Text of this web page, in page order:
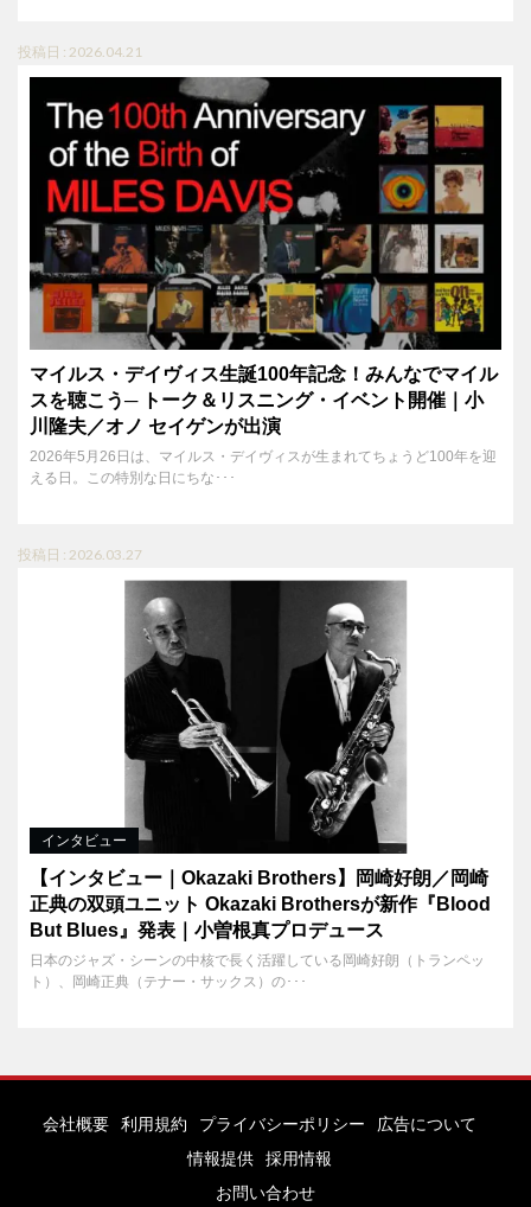
投稿日 : 2026.04.21
マイルス・デイヴィス生誕100年記念！みんなでマイル
スを聴こう─ トーク＆リスニング・イベント開催｜小
川隆夫／オノ セイゲンが出演
2026年5月26日は、マイルス・デイヴィスが生まれてちょうど100年を迎
える日。この特別な日にちな･･･
投稿日 : 2026.03.27
インタビュー
【インタビュー｜Okazaki Brothers】岡崎好朗／岡崎
正典の双頭ユニット Okazaki Brothersが新作『Blood
But Blues』発表｜小曽根真プロデュース
日本のジャズ・シーンの中核で長く活躍している岡崎好朗（トランペッ
ト）、岡崎正典（テナー・サックス）の･･･
会社概要 利用規約 プライバシーポリシー
広告について
情報提供
採用情報
お問い合わせ